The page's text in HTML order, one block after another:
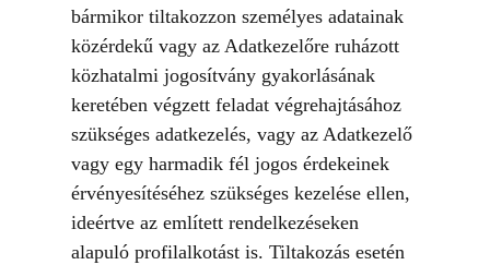
bármikor tiltakozzon személyes adatainak
közérdekű vagy az Adatkezelőre ruházott
közhatalmi jogosítvány gyakorlásának
keretében végzett feladat végrehajtásához
szükséges adatkezelés, vagy az Adatkezelő
vagy egy harmadik fél jogos érdekeinek
érvényesítéséhez szükséges kezelése ellen,
ideértve az említett rendelkezéseken
alapuló profilalkotást is. Tiltakozás esetén